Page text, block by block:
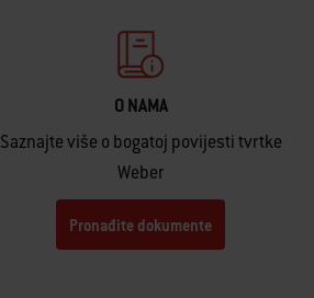
O NAMA
Saznajte više o bogatoj povijesti tvrtke
Weber
Pronađite dokumente